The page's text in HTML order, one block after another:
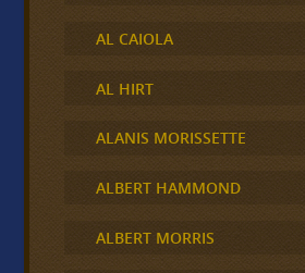
AL CAIOLA
AL HIRT
ALANIS MORISSETTE
ALBERT HAMMOND
ALBERT MORRIS